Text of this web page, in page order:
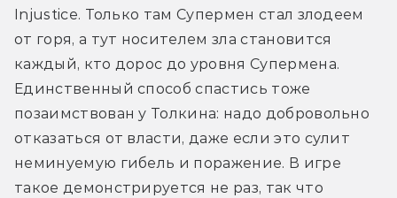
Injustice. Только там Супермен стал злодеем
от горя, а тут носителем зла становится
каждый, кто дорос до уровня Супермена.
Единственный способ спастись тоже
позаимствован у Толкина: надо добровольно
отказаться от власти, даже если это сулит
неминуемую гибель и поражение. В игре
такое демонстрируется не раз, так что